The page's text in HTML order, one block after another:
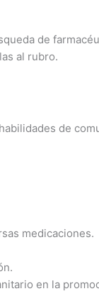
de
al rubro.
de
medicaciones.
en la